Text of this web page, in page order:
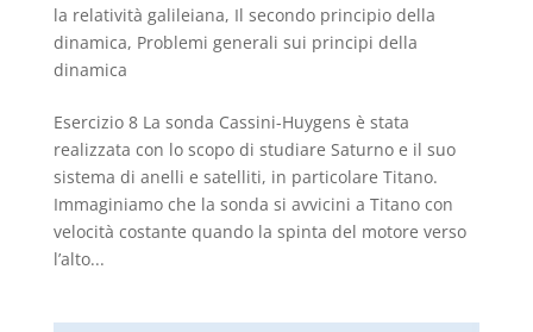
la relatività galileiana, Il secondo principio della
dinamica, Problemi generali sui principi della
dinamica
Esercizio 8 La sonda Cassini-Huygens è stata
realizzata con lo scopo di studiare Saturno e il suo
sistema di anelli e satelliti, in particolare Titano.
Immaginiamo che la sonda si avvicini a Titano con
velocità costante quando la spinta del motore verso
l’alto...